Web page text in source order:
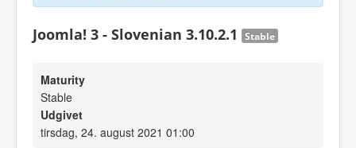
Joomla! 3 - Slovenian 3.10.2.1 Stable
Maturity
Stable
Udgivet
tirsdag, 24. august 2021 01:00